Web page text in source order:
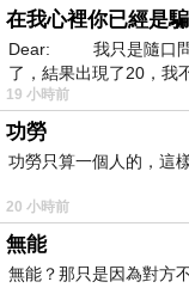
在我心裡你已經是
Dear: 我只是隨口問
了，結果出現了20，我
19 小時前
功勞
功勞只算一個人的，這
20 小時前
無能
無能？那只是因為對方